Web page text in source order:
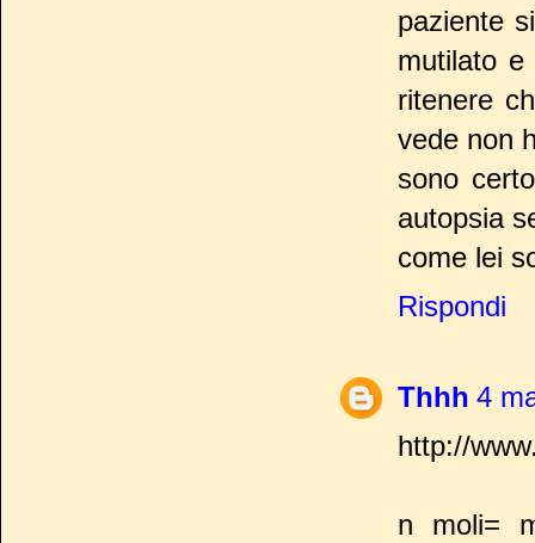
paziente
mutilato e
ritenere
vede non
sono
autopsia
come lei
Rispondi
Thhh 4
http://
n moli=